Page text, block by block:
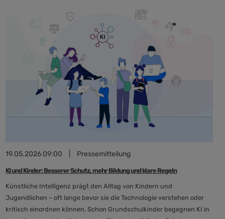
19.05.2026 09:00 Pressemitteilung
KI und Kinder: Besserer Schutz, mehr Bildung und klare Regeln
Künstliche Intelligenz prägt den Alltag von Kindern und
Jugendlichen – oft lange bevor sie die Technologie verstehen oder
kritisch einordnen können. Schon Grundschulkinder begegnen KI in